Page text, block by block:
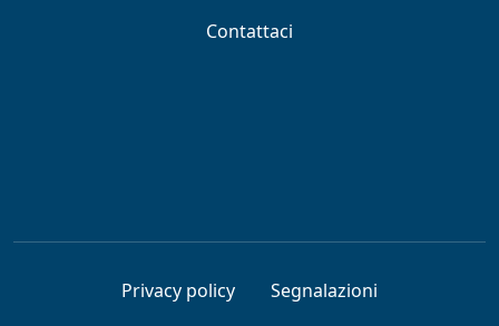
Contattaci
Privacy policy Segnalazioni